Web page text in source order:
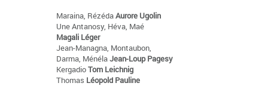
Maraina, RézédaAurore Ugolin
Une Antanosy, Héva, Maé
Magali Léger
Jean-Managna, Montaubon,
Darma, MénélaJean-Loup Pagesy
KergadioTom Leichnig
Thomas Léopold Pauline